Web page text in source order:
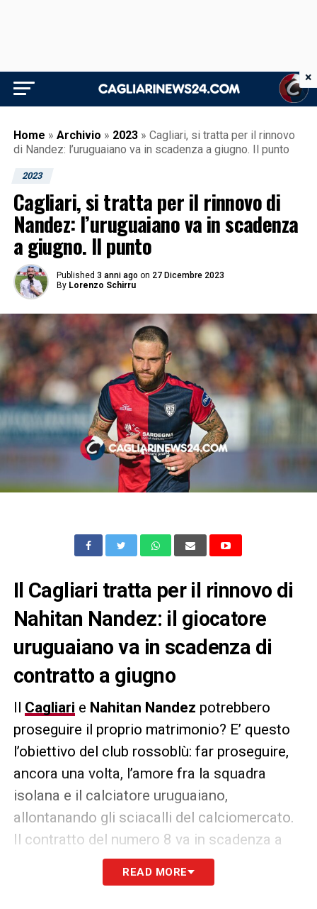
Home » Archivio » 2023 » Cagliari, si tratta per il rinnovo
di Nandez: l’uruguaiano va in scadenza a giugno. Il punto
2023
Cagliari, si tratta per il rinnovo di
Nandez: l’uruguaiano va in scadenza
a giugno. Il punto
Published 3 anni ago on 27 Dicembre 2023
By Lorenzo Schirru
Il Cagliari tratta per il rinnovo di
Nahitan Nandez: il giocatore
uruguaiano va in scadenza di
contratto a giugno
Il Cagliari e Nahitan Nandez potrebbero
proseguire il proprio matrimonio? E’ questo
l’obiettivo del club rossoblù: far proseguire,
ancora una volta, l’amore fra la squadra
isolana e il calciatore uruguaiano,
allontanando gli sciacalli del calciomercato.
Il contratto del numero 8 va in scadenza a
giugno 2024. Come riportato da
a gennaio comincerà la tanto
READ MORE
×